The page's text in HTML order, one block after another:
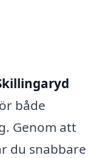
både
Genom att
du snabbare